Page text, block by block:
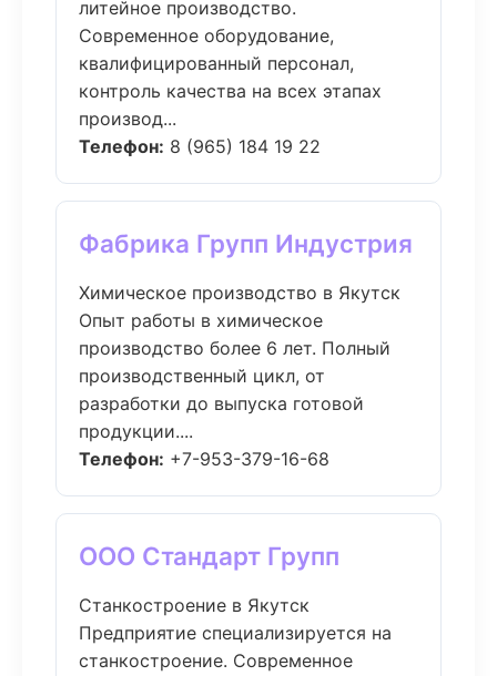
литейное производство.
Современное оборудование,
квалифицированный персонал,
контроль качества на всех этапах
производ...
Телефон: 8 (965) 184 19 22
Фабрика Групп Индустрия
Химическое производство в Якутск
Опыт работы в химическое
производство более 6 лет. Полный
производственный цикл, от
разработки до выпуска готовой
продукции....
Телефон: +7-953-379-16-68
ООО Стандарт Групп
Станкостроение в Якутск
Предприятие специализируется на
станкостроение. Современное